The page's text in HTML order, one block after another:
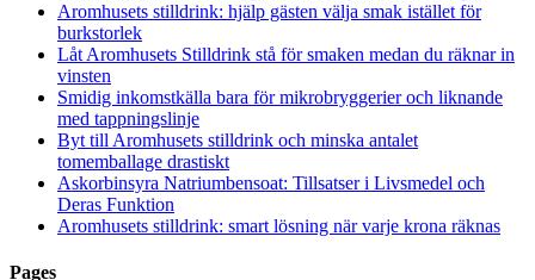
Aromhusets stilldrink: hjälp gästen välja smak istället för
burkstorlek
Låt Aromhusets Stilldrink stå för smaken medan du räknar in
vinsten
Smidig inkomstkälla bara för mikrobryggerier och liknande
med tappningslinje
Byt till Aromhusets stilldrink och minska antalet
tomemballage drastiskt
Askorbinsyra Natriumbensoat: Tillsatser i Livsmedel och
Deras Funktion
Aromhusets stilldrink: smart lösning när varje krona räknas
Pages